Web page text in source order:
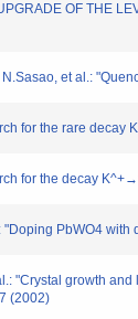
OF THE
et al.:
for the rare
for the decay
PbWO4
"Crystal growth
(2002)